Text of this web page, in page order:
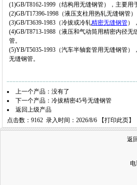
(1)GB/T8162-1999（结构用无缝钢管），主要用
(2)GB/T17396-1998（液压支柱用热轧无缝钢管
(3)GB/T3639-1983（冷拔或冷轧精密无缝钢管）
(4)GB/T8713-1988（液压和气动筒用精密内径
管。
(5)YB/T5035-1993（汽车半轴套管用无缝钢管
无缝钢管。
上一个产品：没有了
下一个产品： 冷拔精密45号无缝钢管
返回上级产品
点击数：9162 录入时间：2026/8/6 【打印此页】
返
电